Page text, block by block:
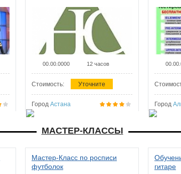
00.00.0000 12 часов
Стоимость: Уточните
Город Астана Город
МАСТЕР-КЛАССЫ
Мастер-Класс по росписи
футболок
гитаре